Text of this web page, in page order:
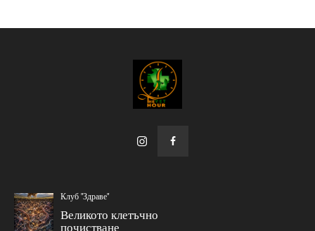
Клуб "Здраве"
Великото клетъчно
почистване